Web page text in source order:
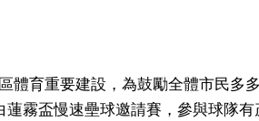
體育重要建設，為鼓勵全體市民多
蓮霧盃慢速壘球邀請賽，參與球隊